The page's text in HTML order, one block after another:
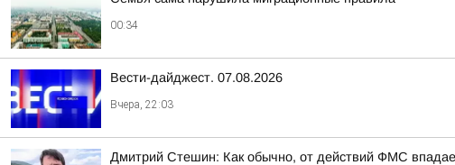
00:34
Вести-дайджест. 07.08.2026
Вчера, 22:03
Дмитрий Стешин: Как обычно, от действий ФМС